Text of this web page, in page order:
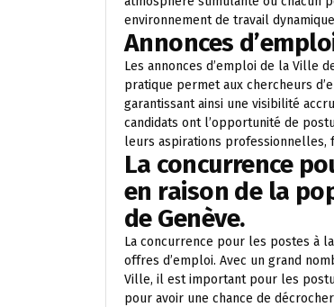
environnement de travail
Annonces
Les annonces d’emploi de la Ville
pratique permet aux chercheurs
garantissant ainsi une visibilité
candidats ont l’opportunité de
leurs aspirations professionnelles,
La concurrence
en raison de la
de Genève.
La concurrence pour les postes à
offres d’emploi. Avec un grand
Ville, il est important pour les
pour avoir une chance de